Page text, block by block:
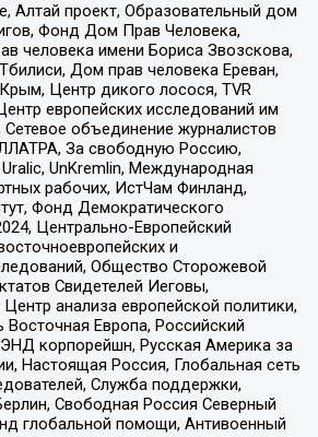
Алтай проект, Образовательный дом
Фонд Дом Прав Человека,
человека имени Бориса Звозскова,
Дом прав человека Ереван,
Центр дикого лосося, TVR
европейских исследований им
объединение журналистов
За свободную Россию,
UnKremlin, Международная
рабочих, ИстЧам Финланд,
Фонд Демократического
Центрально-Европейский
и
Общество Сторожевой
Свидетелей Иеговы,
анализа европейской политики,
Европа, Российский
корпорейшн, Русская Америка за
Настоящая Россия, Глобальная сеть
Служба поддержки,
Свободная Россия Северный
глобальной помощи, Антивоенный